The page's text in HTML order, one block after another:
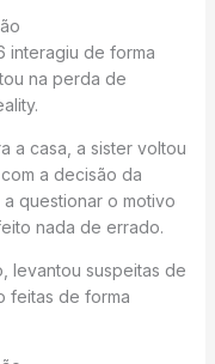
interagiu de forma
na perda de
a casa, a sister voltou
a decisão da
questionar o motivo
nada de errado.
levantou suspeitas de
feitas de forma